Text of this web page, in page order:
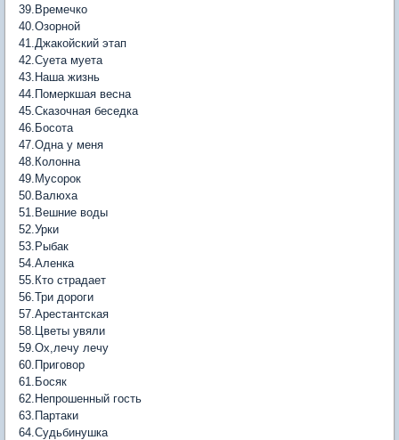
39.Времечко
40.Озорной
41.Джакойский этап
42.Суета муета
43.Наша жизнь
44.Померкшая весна
45.Сказочная беседка
46.Босота
47.Одна у меня
48.Колонна
49.Мусорок
50.Валюха
51.Вешние воды
52.Урки
53.Рыбак
54.Аленка
55.Кто страдает
56.Три дороги
57.Арестантская
58.Цветы увяли
59.Ох,лечу лечу
60.Приговор
61.Босяк
62.Непрошенный гость
63.Партаки
64.Судьбинушка